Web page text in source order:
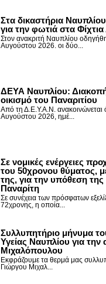
Στα δικαστήρια
για την φωτιά στα
Στον ανακριτή Ναυπλίου
Αυγούστου 2026. οι δύο...
ΔΕΥΑ Ναυπλίου:
οικισμό του Παναριτίου
Από τη Δ.Ε.Υ.Α.Ν. ανακοινώνεται
Αυγούστου 2026, ημέ...
Σε νομικές ενέργειες
του 50χρονου θύματος,
της, για την υπόθεση
Παναρίτη
Σε συνέχεια των πρόσφατων
72χρονης, η οποία...
Συλλυπητήριο μήνυμα
Υγείας Ναυπλίου για
Μιχαλόπουλου
Εκφράζουμε τα θερμά μας
Γιώργου Μιχαλ...